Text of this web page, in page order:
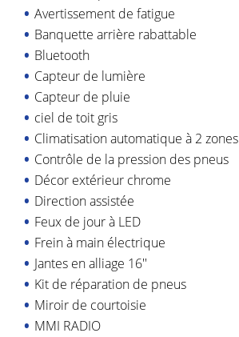
Avertissement de fatigue
Banquette arrière rabattable
Bluetooth
Capteur de lumière
Capteur de pluie
ciel de toit gris
Climatisation automatique à 2 zones
Contrôle de la pression des pneus
Décor extérieur chrome
Direction assistée
Feux de jour à LED
Frein à main électrique
Jantes en alliage 16''
Kit de réparation de pneus
Miroir de courtoisie
MMI RADIO